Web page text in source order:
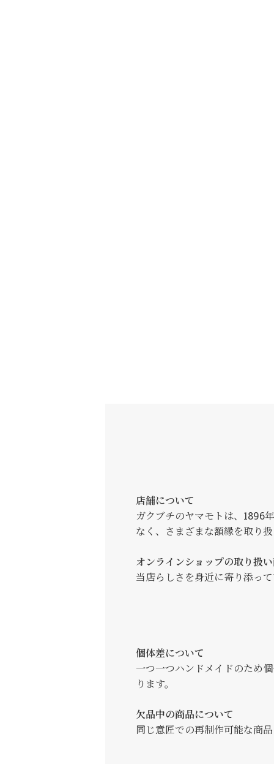
店舗について
ガクブチのヤマモトは、1896
なく、さまざまな額縁を取り
オンラインショップの取り扱
当店らしさを身近に寄り添っ
個体差について
一つ一つハンドメイドのため
ります。
欠品中の商品について
同じ意匠での再制作可能な商